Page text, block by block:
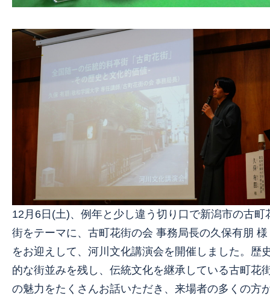
12月6日(土)、例年と少し違う切り口で新潟市の古町
街をテーマに、古町花街の会 事務局長の久保有朋 様
をお迎えして、河川文化講演会を開催しました。歴
的な街並みを残し、伝統文化を継承している古町花
の魅力をたくさんお話いただき、来場者の多くの方